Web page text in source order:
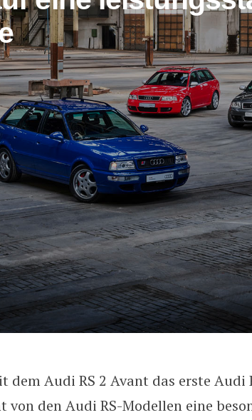
RS-Modelle: Ein Blick
dem Audi RS 2 Avant das erste Audi
von den Audi RS-Modellen eine